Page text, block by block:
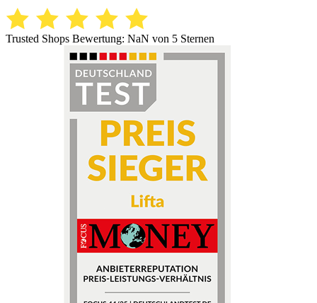
Trusted Shops Bewertung: NaN von 5 Sternen